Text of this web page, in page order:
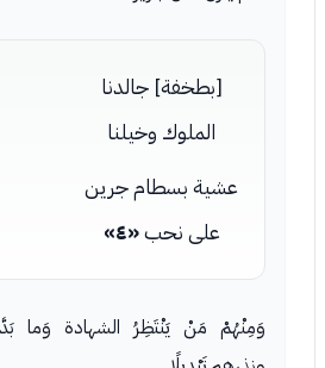
[بطخفة] جالدنا
الملوك وخيلنا
عشية بسطام جرين
على نحب«٤»
وَمِنْهُمْ مَنْ يَنْتَظِرُ الشهادة وَما